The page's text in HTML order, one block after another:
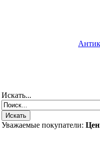
Искать...
Уважаемые покупатели: